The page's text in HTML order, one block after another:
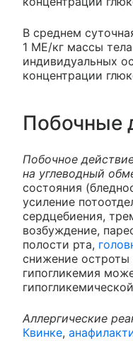
В среднем
1 МЕ/кг массы
индивидуальных
концентрации
Побочные
Побочное
на углеводный
состояния
усиление
сердцебиения,
возбуждение,
полости рта,
снижение
гипогликемия
Аллергические
Квинке,